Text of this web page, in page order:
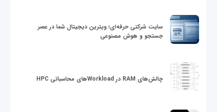
سایت شرکتی حرفه‌ای؛ ویترین دیجیتال شما در عصر
جستجو و هوش مصنوعی
چالش‌های RAM در Workloadهای محاسباتی HPC